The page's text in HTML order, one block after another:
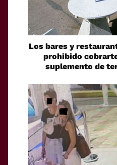
Los bares y
prohibido
suplemento de